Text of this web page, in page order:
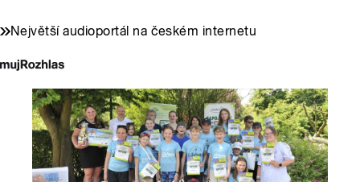
Největší audioportál na českém internetu